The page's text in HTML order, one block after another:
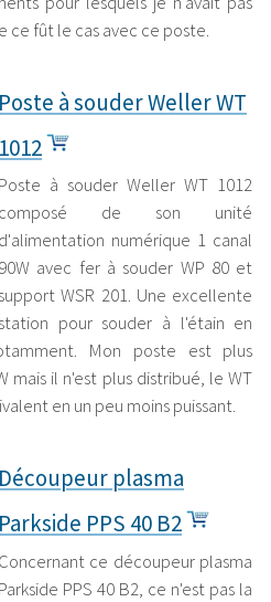
fût le cas avec ce poste.
à souder Weller WT
1012
à souder Weller WT 1012
composé de son unité
d'alimentation numérique 1 canal
avec fer à souder WP 80 et
WSR 201. Une excellente
station pour souder à l'étain en
Mon poste est plus
mais il n'est plus distribué, le WT
en un peu moins puissant.
plasma
PPS 40 B2
ce découpeur plasma
PPS 40 B2, ce n'est pas la